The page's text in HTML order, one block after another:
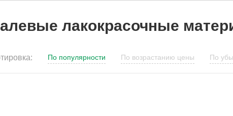
лакокрасочные
По популярности По возрастанию цены По